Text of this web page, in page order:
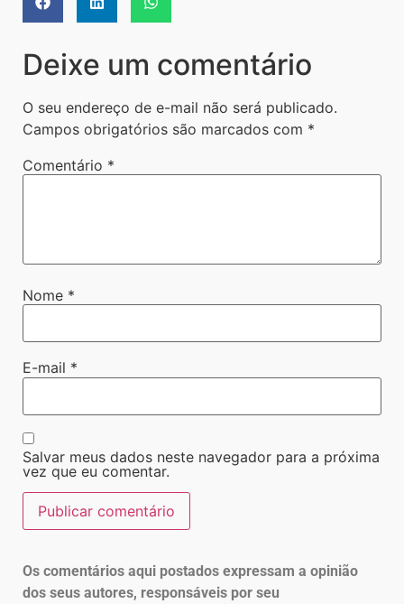
Deixe um comentário
O seu endereço de e-mail não será publicado.
Campos obrigatórios são marcados com *
Comentário *
Nome *
E-mail *
Salvar meus dados neste navegador para a próxima
vez que eu comentar.
Os comentários aqui postados expressam a opinião
dos seus autores, responsáveis por seu